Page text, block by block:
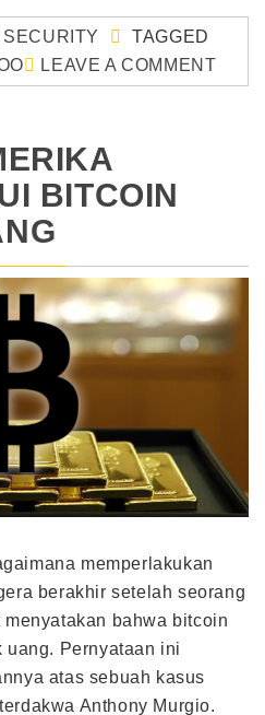
TAGGED
LEAVE A COMMENT
BITCOIN
memperlakukan
berakhir setelah seorang
bahwa bitcoin
Pernyataan ini
atas sebuah kasus
Anthony Murgio.